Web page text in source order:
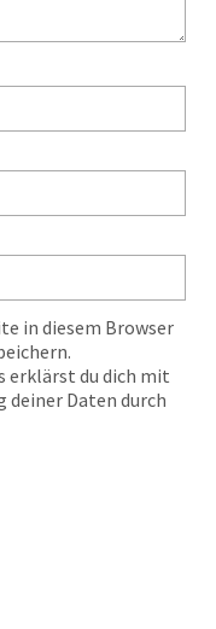
in diesem Browser
erklärst du dich mit
deiner Daten durch